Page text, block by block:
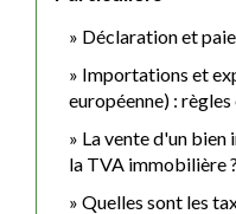
Déclaration et
Importations et
européenne) :
La vente d'un
la TVA immobilière ?
Quelles sont les